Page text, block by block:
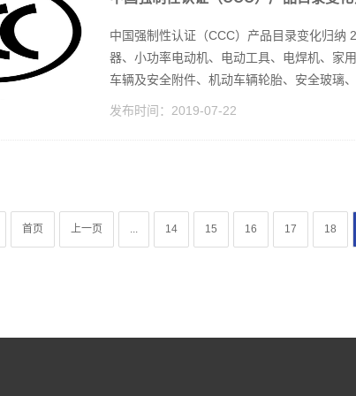
中国强制性认证（CCC）产品目录变化归纳
器、小功率电动机、电动工具、电焊机、家
车辆及安全附件、机动车辆轮胎、安全玻璃
发布时间： 2019-07-22
首页 上一页 ... 14 15 16 17 18